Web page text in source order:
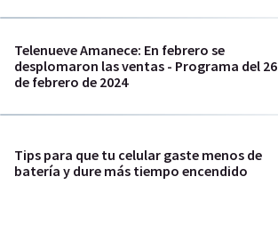
Telenueve Amanece: En febrero se
desplomaron las ventas - Programa del 26
de febrero de 2024
Tips para que tu celular gaste menos de
batería y dure más tiempo encendido